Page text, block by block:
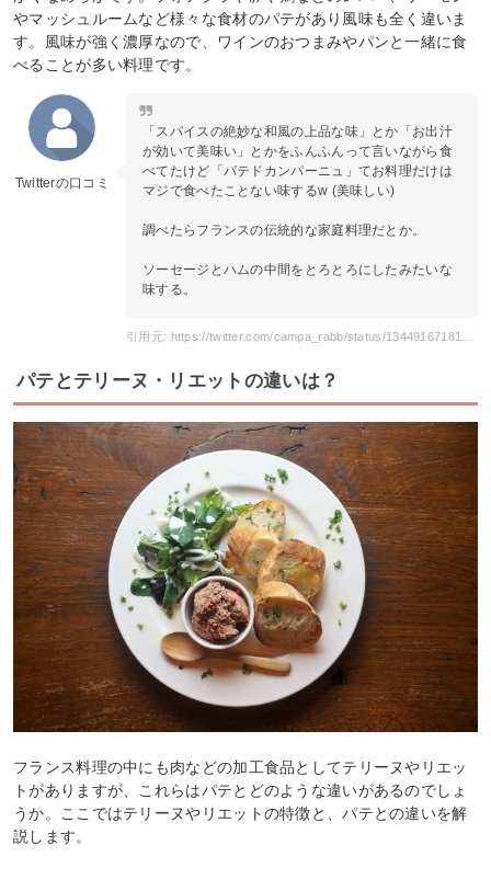
やマッシュルームなど様々な食材のパテがあり風味も全く違いま
す。風味が強く濃厚なので、ワインのおつまみやパンと一緒に食
べることが多い料理です。
Twitterの口コミ
「スパイスの絶妙な和風の上品な味」とか「お出汁
が効いて美味い」とかをふんふんって言いながら食
べてたけど「パテドカンパーニュ」てお料理だけは
マジで食べたことない味するw (美味しい)
調べたらフランスの伝統的な家庭料理だとか。
ソーセージとハムの中間をとろとろにしたみたいな
味する。
パテとテリーヌ・リエットの違いは？
フランス料理の中にも肉などの加工食品としてテリーヌやリエッ
トがありますが、これらはパテとどのような違いがあるのでしょ
うか。ここではテリーヌやリエットの特徴と、パテとの違いを解
説します。